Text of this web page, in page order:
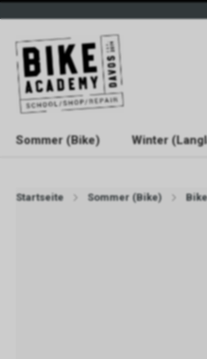
Sommer (Bike) Winter
Startseite Sommer (Bike)